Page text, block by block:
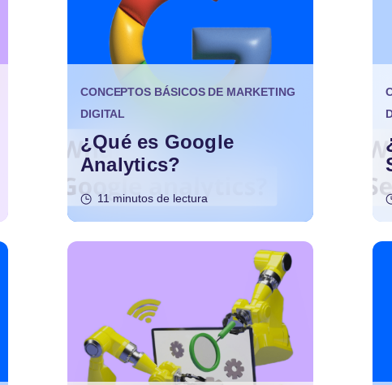
CONCEPTOS BÁSICOS DE MARKETING
DIGITAL
¿Qué es Google
Analytics?
11 minutos de lectura